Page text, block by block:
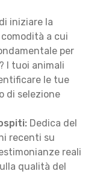
iniziare la
a cui
per
I tuoi animali
le tue
di selezione
Dedica del
recenti su
reali
qualità del